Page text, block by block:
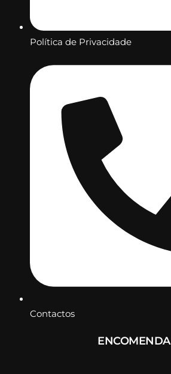
Política de Privacidade
Contactos
ENCOMENDA